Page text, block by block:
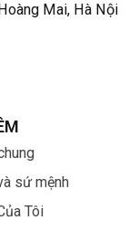
Mai, Hà Nội
sứ mệnh
Tôi